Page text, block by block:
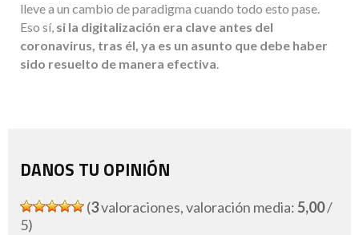
lleve a un cambio de paradigma cuando todo esto pase.
Eso sí, si la digitalización era clave antes del
coronavirus, tras él, ya es un asunto que debe haber
sido resuelto de manera efectiva.
DANOS TU OPINIÓN
(3valoraciones, valoración media:5,00/
5)